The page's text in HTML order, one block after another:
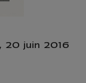
20 juin 2016